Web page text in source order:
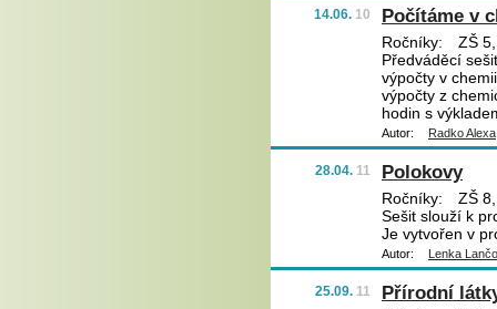
14.06. 10 Počítáme v
Ročníky:
ZŠ
Předváděcí
výpočty v
výpočty z
hodin s
Autor: Radko Alexa
28.04. 11 Polokovy
Ročníky:
ZŠ
Sešit slouží k
Je vytvořen v
Autor: Lenka
25.09. 11 Přírodní